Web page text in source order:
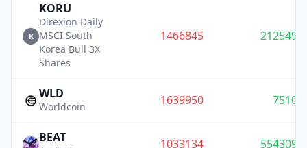
K
KORU
Direxion Daily
MSCI South
Korea Bull 3X
Shares
1466845 212549
WLD
Worldcoin 1639950 7510
BEAT 1033134 554309